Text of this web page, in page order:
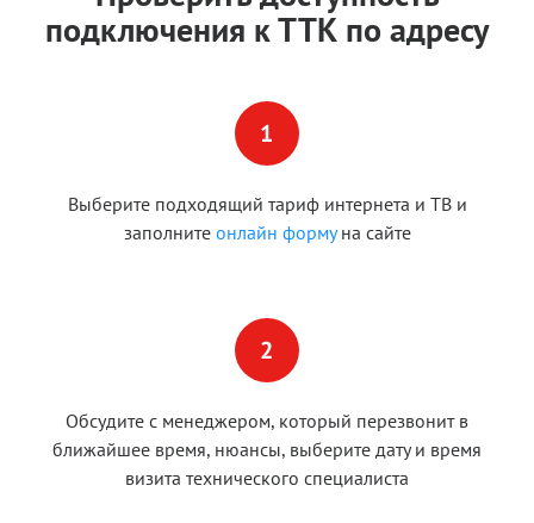
подключения к ТТК по адресу
Выберите подходящий тариф интернета и ТВ и
заполните онлайн формуна сайте
Обсудите с менеджером, который перезвонит в
ближайшее время, нюансы, выберите дату и время
визита технического специалиста